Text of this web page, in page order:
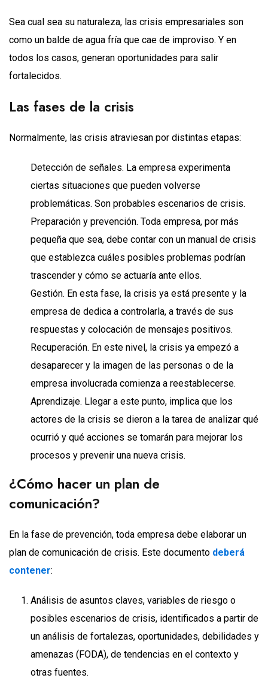
Sea cual sea su naturaleza, las crisis empresariales son
como un balde de agua fría que cae de improviso. Y en
todos los casos, generan oportunidades para salir
fortalecidos.
Las fases de la crisis
Normalmente, las crisis atraviesan por distintas etapas:
Detección de señales. La empresa experimenta
ciertas situaciones que pueden volverse
problemáticas. Son probables escenarios de crisis.
Preparación y prevención. Toda empresa, por más
pequeña que sea, debe contar con un manual de crisis
que establezca cuáles posibles problemas podrían
trascender y cómo se actuaría ante ellos.
Gestión. En esta fase, la crisis ya está presente y la
empresa de dedica a controlarla, a través de sus
respuestas y colocación de mensajes positivos.
Recuperación. En este nivel, la crisis ya empezó a
desaparecer y la imagen de las personas o de la
empresa involucrada comienza a reestablecerse.
Aprendizaje. Llegar a este punto, implica que los
actores de la crisis se dieron a la tarea de analizar qué
ocurrió y qué acciones se tomarán para mejorar los
procesos y prevenir una nueva crisis.
¿Cómo hacer un plan de
comunicación?
En la fase de prevención, toda empresa debe elaborar un
plan de comunicación de crisis. Este documento deberá
contener:
Análisis de asuntos claves, variables de riesgo o
posibles escenarios de crisis, identificados a partir de
un análisis de fortalezas, oportunidades, debilidades y
amenazas (FODA), de tendencias en el contexto y
otras fuentes.